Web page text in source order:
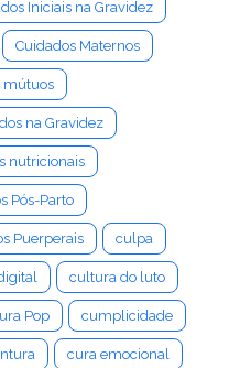
Iniciais na Gravidez
Cuidados Maternos
mútuos
na Gravidez
nutricionais
Pós-Parto
Puerperais culpa
cultura do luto
Pop cumplicidade
cura emocional